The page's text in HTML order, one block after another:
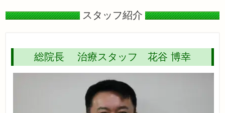
スタッフ紹介
総院長 治療スタッフ 花谷 博幸